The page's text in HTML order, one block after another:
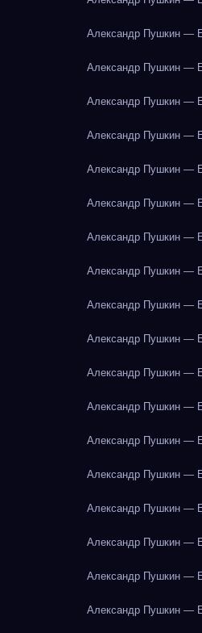
Александр Пушкин —
Александр Пушкин —
Александр Пушкин —
Александр Пушкин —
Александр Пушкин —
Александр Пушкин —
Александр Пушкин —
Александр Пушкин —
Александр Пушкин —
Александр Пушкин —
Александр Пушкин —
Александр Пушкин —
Александр Пушкин —
Александр Пушкин —
Александр Пушкин —
Александр Пушкин —
Александр Пушкин —
Александр Пушкин —